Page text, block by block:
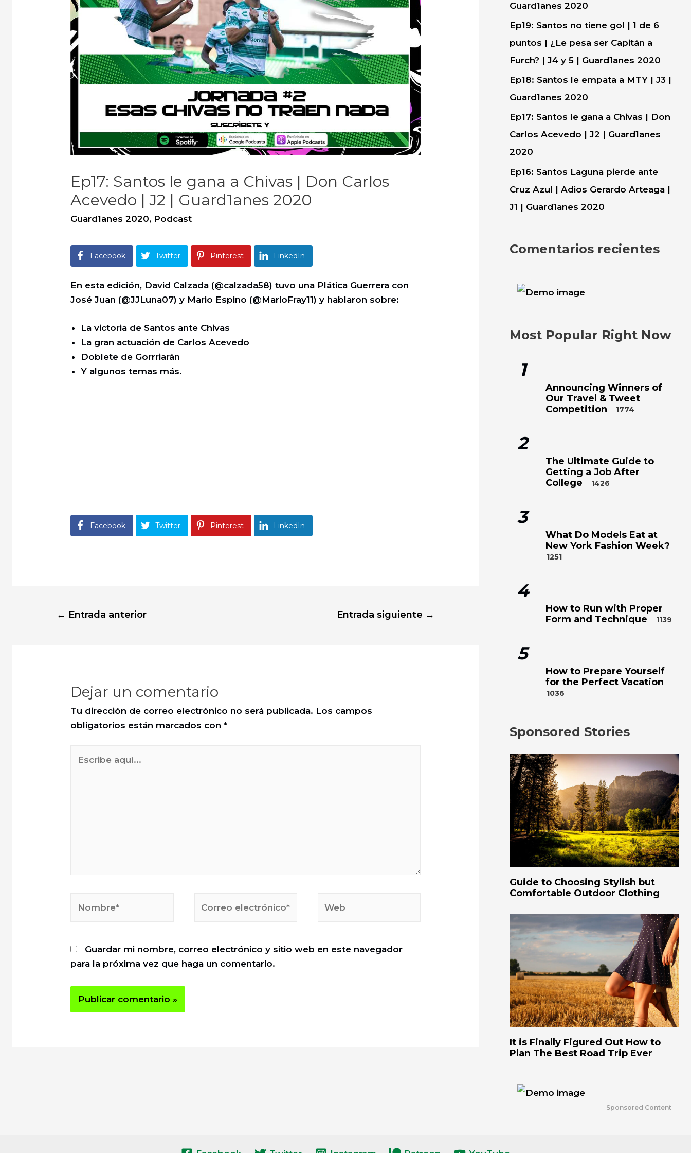
Ep17: Santos le gana a Chivas | Don Carlos
Acevedo | J2 | Guard1anes 2020
Guard1anes 2020, Podcast
Facebook Twitter Pinterest LinkedIn
En esta edición, David Calzada (@calzada58) tuvo una Plática Guerrera con
José Juan (@JJLuna07) y Mario Espino (@MarioFray11) y hablaron sobre:
La victoria de Santos ante Chivas
La gran actuación de Carlos Acevedo
Doblete de Gorrriarán
Y algunos temas más.
Facebook Twitter Pinterest LinkedIn
Navegación
← Entrada anterior Entrada siguiente →
Dejar un comentario
Tu dirección de correo electrónico no será publicada. Los campos
obligatorios están marcados con*
Guardar mi nombre, correo electrónico y sitio web en este navegador
para la próxima vez que haga un comentario.
Guard1anes 2020
Ep19: Santos no tiene gol | 1 de 6
puntos | ¿Le pesa ser Capitán a
Furch? | J4 y 5 | Guard1anes 2020
Ep18: Santos le empata a MTY | J3 |
Guard1anes 2020
Ep17: Santos le gana a Chivas | Don
Carlos Acevedo | J2 | Guard1anes
2020
Ep16: Santos Laguna pierde ante
Cruz Azul | Adios Gerardo Arteaga |
J1 | Guard1anes 2020
Comentarios recientes
Most Popular Right Now
1
Announcing Winners of
Our Travel & Tweet
Competition
1774
2
The Ultimate Guide to
Getting a Job After
College
1426
3
What Do Models Eat at
New York Fashion Week?
1251
4
How to Run with Proper
Form and Technique
1139
5
How to Prepare Yourself
for the Perfect Vacation
1036
Sponsored Stories
Guide to Choosing Stylish but
Comfortable Outdoor Clothing
It is Finally Figured Out How to
Plan The Best Road Trip Ever
Sponsored Content